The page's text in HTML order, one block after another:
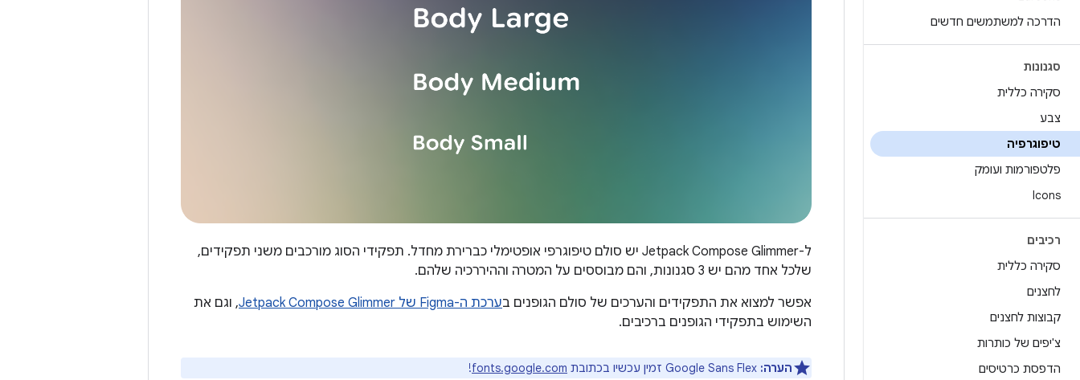
הדרכה למשתמשים חדשים
סגנונות
סקירה כללית
צבע
טיפוגרפיה
פלטפורמות ועומק
Icons
רכיבים
סקירה כללית
לחצנים
קבוצות לחצנים
צ'יפים של כותרות
הדפסת כרטיסים
ל-Jetpack Compose Glimmer יש סולם טיפוגרפי אופטימלי כברירת מחדל. תפקידי הסוג מורכבים משני תפקידים,
שלכל אחד מהם יש 3 סגנונות, והם מבוססים על המטרה וההיררכיה שלהם.
אפשר למצוא את התפקידים והערכים של סולם הגופנים בערכת ה-Figma של Jetpack Compose Glimmer
, וגם את
השימוש בתפקידי הגופנים ברכיבים.
הערה: fonts.google.com
!